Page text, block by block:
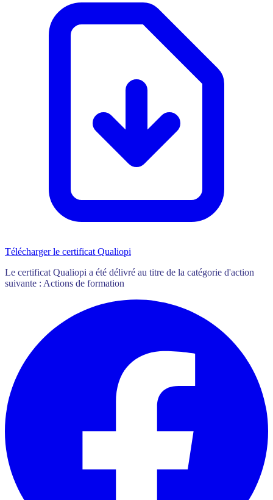
Télécharger le certificat Qualiopi
Le certificat Qualiopi a été délivré au titre de la catégorie d'action
suivante : Actions de formation